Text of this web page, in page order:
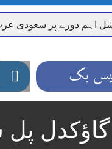
اہم دورے پر سعودی عرب
بلاک،عدالت کا شہری کو
کا دورہء کلرسیداں
ستیاں کے نظر انداز
اعزاز کے ساتھ سپردِ
بک
جنوری 1990: